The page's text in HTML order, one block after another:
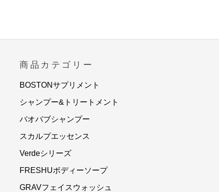
商品カテゴリー
BOSTONサプリメント
シャンプー&トリートメント
バオバブシャンプー
スカルプエッセンス
Verdeシリーズ
FRESHUボディーソープ
GRAVフェイスウォッシュ